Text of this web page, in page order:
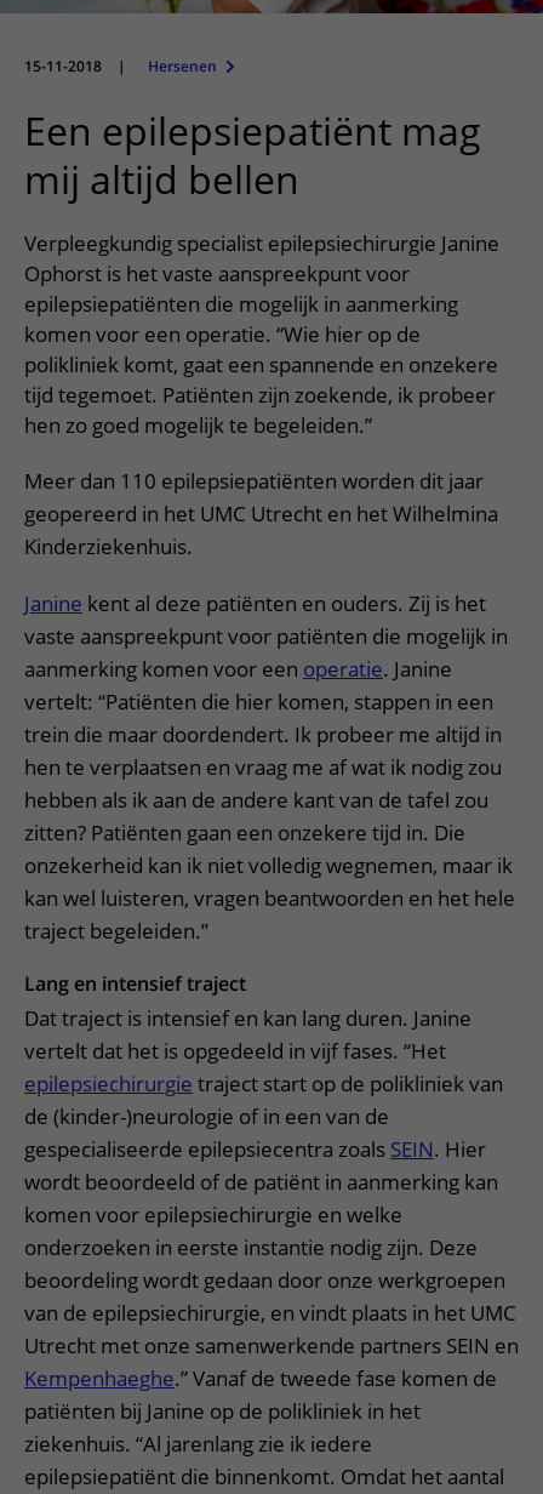
Onderzoeken en diagnostiek
Bloedprikken
Wachttijden
Wijzigen patiëntgegevens
Mijn UMC Utrecht patiëntportaal
Faciliteiten en voorzieningen
Bezoekregels
Parkeren
Wegwijs in het ziekenhuis
Contact met polikliniek
Contact met verpleegafdeling
Het Wilhelmina Kinderziekenhuis
Diagnostiek aanvragen
Zorgverlenersportaal
Onderwijs
Werken bij het UMC Utrecht
15-11-2018 | Hersenen
Een epilepsiepatiënt mag
mij altijd bellen
Verpleegkundig specialist epilepsiechirurgie Janine
Ophorst is het vaste aanspreekpunt voor
epilepsiepatiënten die mogelijk in aanmerking
komen voor een operatie. “Wie hier op de
polikliniek komt, gaat een spannende en onzekere
tijd tegemoet. Patiënten zijn zoekende, ik probeer
hen zo goed mogelijk te begeleiden.”
Meer dan 110 epilepsiepatiënten worden dit jaar
geopereerd in het UMC Utrecht en het Wilhelmina
Kinderziekenhuis.
Janine kent al deze patiënten en ouders. Zij is het
vaste aanspreekpunt voor patiënten die mogelijk in
aanmerking komen voor een operatie. Janine
vertelt: “Patiënten die hier komen, stappen in een
trein die maar doordendert. Ik probeer me altijd in
hen te verplaatsen en vraag me af wat ik nodig zou
hebben als ik aan de andere kant van de tafel zou
zitten? Patiënten gaan een onzekere tijd in. Die
onzekerheid kan ik niet volledig wegnemen, maar ik
kan wel luisteren, vragen beantwoorden en het hele
traject begeleiden.”
Lang en intensief traject
Dat traject is intensief en kan lang duren. Janine
vertelt dat het is opgedeeld in vijf fases. “Het
epilepsiechirurgie traject start op de polikliniek van
de (kinder-)neurologie of in een van de
gespecialiseerde epilepsiecentra zoals SEIN. Hier
wordt beoordeeld of de patiënt in aanmerking kan
komen voor epilepsiechirurgie en welke
onderzoeken in eerste instantie nodig zijn. Deze
beoordeling wordt gedaan door onze werkgroepen
van de epilepsiechirurgie, en vindt plaats in het UMC
Utrecht met onze samenwerkende partners SEIN en
Kempenhaeghe.” Vanaf de tweede fase komen de
patiënten bij Janine op de polikliniek in het
ziekenhuis. “Al jarenlang zie ik iedere
epilepsiepatiënt die binnenkomt. Omdat het aantal